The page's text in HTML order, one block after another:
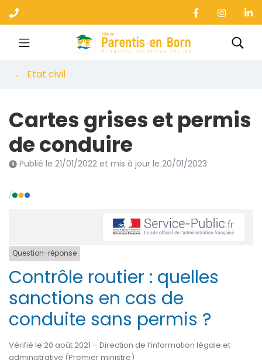
Aller
au
contenu
Ville de Parentis-en-
Etat civil
Cartes grises et permis
de conduire
Publié le 21/01/2022 et mis à jour le 20/01/2023
Question-réponse
Contrôle routier : quelles
sanctions en cas de
conduite sans permis ?
Vérifié le 20 août 2021 – Direction de l’information légale et
administrative (Premier ministre)